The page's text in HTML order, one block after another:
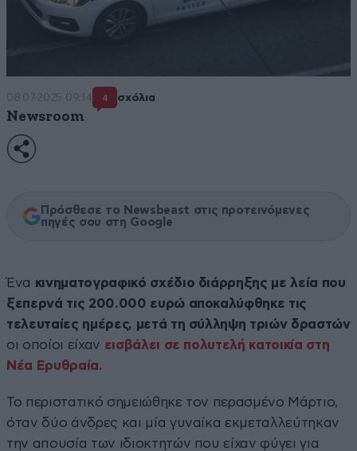
08·07·2025 09:14 4 σχόλια
Newsroom
Πρόσθεσε το Newsbeast στις προτεινόμενες
πηγές σου στη Google
Ένα κινηματογραφικό σχέδιο διάρρηξης με λεία που
ξεπερνά τις 200.000 ευρώ αποκαλύφθηκε τις
τελευταίες ημέρες, μετά τη σύλληψη τριών δραστών
οι οποίοι είχαν εισβάλει σε πολυτελή κατοικία στη
Νέα Ερυθραία.
Το περιστατικό σημειώθηκε τον περασμένο Μάρτιο,
όταν δύο άνδρες και μία γυναίκα εκμεταλλεύτηκαν
την απουσία των ιδιοκτητών που είχαν φύγει για